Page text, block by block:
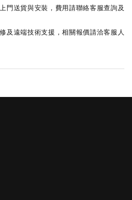
門送貨與安裝，費用請聯絡客服查詢及
及遠端技術支援，相關報價請洽客服人